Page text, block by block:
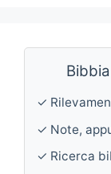
✓
✓ Note,
✓ Ricerca